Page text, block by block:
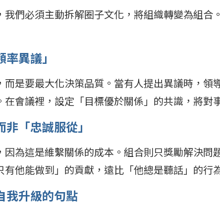
們必須主動拆解圈子文化，將組織轉變為組合
異議」
是要最大化決策品質。當有人提出異議時，領
在會議裡，設定「目標優於關係」的共識，將對
「忠誠服從」
為這是維繫關係的成本。組合則只獎勵解決問
他能做到」的貢獻，遠比「他總是聽話」的行
我升級的句點